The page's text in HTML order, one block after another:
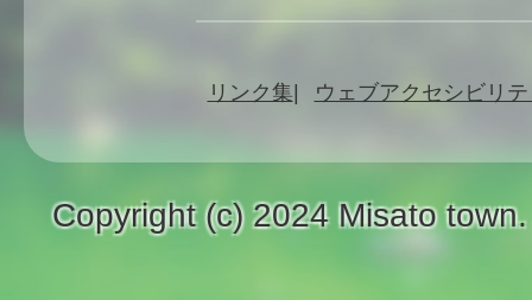
リンク集 ウェブアクセシビリ
Copyright (c) 2024 Misato